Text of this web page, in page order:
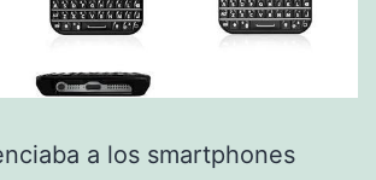
a los smartphones